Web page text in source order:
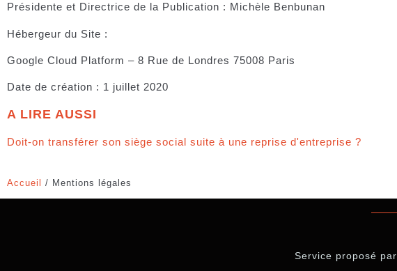
Présidente et Directrice de la Publication : Michèle Benbunan
Hébergeur du Site :
Google Cloud Platform – 8 Rue de Londres 75008 Paris
Date de création : 1 juillet 2020
A LIRE AUSSI
Doit-on transférer son siège social suite à une reprise d'entreprise ?
Accueil / Mentions légales
Service proposé par